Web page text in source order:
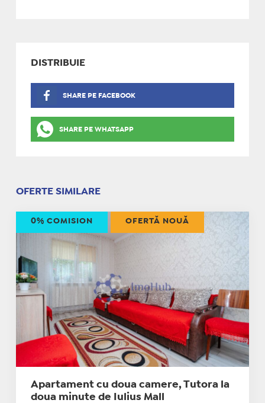
DISTRIBUIE
SHARE PE FACEBOOK
SHARE PE WHATSAPP
OFERTE SIMILARE
Apartament cu doua camere, Tutora la
doua minute de Iulius Mall
0% COMISION OFERTĂ NOUĂ